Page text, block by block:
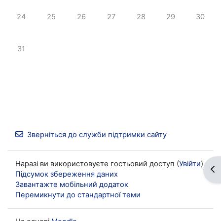
Немає подій, понеділок, 24 серпня
24 Немає подій, вівторок, 25 серпня
25 Немає подій, середа, 26 серпня
26 Немає подій, четвер, 27 серпня
27 Немає подій, пʼятниця,
28 Немає подій,
29 Немає
30
Немає подій, понеділок, 31 серпня
31
Зверніться до служби підтримки сайту
Наразі ви використовуєте гостьовий доступ (Увійти)
Підсумок збереження даних
Завантажте мобільний додаток
Перемикнути до стандартної теми